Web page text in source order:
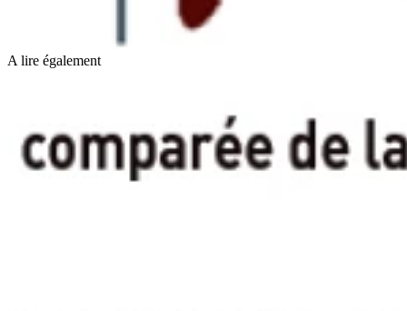
A lire également